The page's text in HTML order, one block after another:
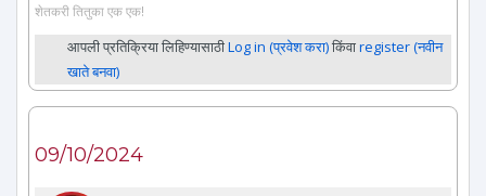
शेतकरी तितुका एक एक!
आपली प्रतिक्रिया लिहिण्यासाठीLog in (प्रवेश करा)किंवाregister (नवीन
खाते बनवा)
09/10/2024